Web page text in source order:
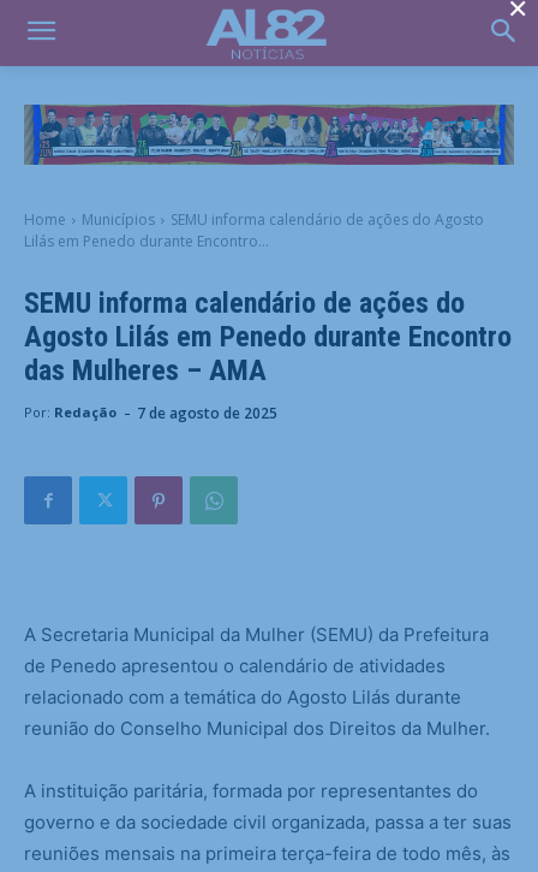
Home Municípios
SEMU informa calendário de ações do Agosto
Lilás em Penedo durante Encontro...
SEMU informa calendário de ações do
Agosto Lilás em Penedo durante Encontro
das Mulheres – AMA
Por: Redação - 7 de agosto de 2025
A Secretaria Municipal da Mulher (SEMU) da Prefeitura
de Penedo apresentou o calendário de atividades
relacionado com a temática do Agosto Lilás durante
reunião do Conselho Municipal dos Direitos da Mulher.
A instituição paritária, formada por representantes do
governo e da sociedade civil organizada, passa a ter suas
reuniões mensais na primeira terça-feira de todo mês, às